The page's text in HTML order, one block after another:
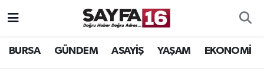
BURSA GÜNDEM ASAYİŞ YAŞAM EKONOMİ
ÖZEL HABER
Hava Durumu